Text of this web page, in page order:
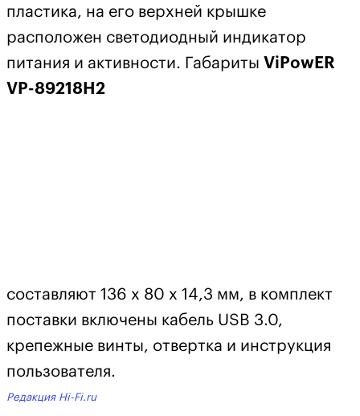
пластика, на его верхней крышке
расположен светодиодный индикатор
питания и активности. Габариты ViPowER
VP-89218H2
составляют 136 x 80 x 14,3 мм, в комплект
поставки включены кабель USB 3.0,
крепежные винты, отвертка и инструкция
пользователя.
Редакция Hi-Fi.ru